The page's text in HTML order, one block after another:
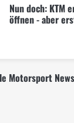
Nun doch: KTM
öffnen - aber
Motorsport News